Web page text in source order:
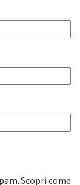
Scopri come